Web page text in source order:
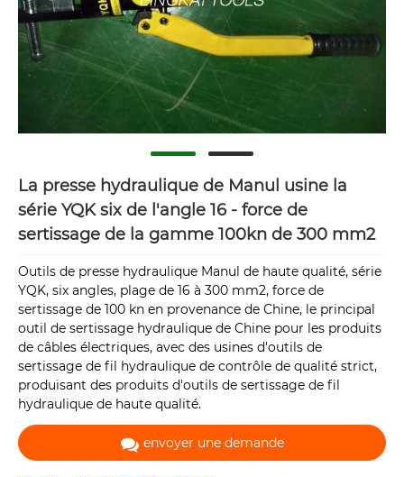
La presse hydraulique de Manul usine la
série YQK six de l'angle 16 - force de
sertissage de la gamme 100kn de 300 mm2
Outils de presse hydraulique Manul de haute qualité, série
YQK, six angles, plage de 16 à 300 mm2, force de
sertissage de 100 kn en provenance de Chine, le principal
outil de sertissage hydraulique de Chine pour les produits
de câbles électriques, avec des usines d'outils de
sertissage de fil hydraulique de contrôle de qualité strict,
produisant des produits d'outils de sertissage de fil
hydraulique de haute qualité.
envoyer une demande